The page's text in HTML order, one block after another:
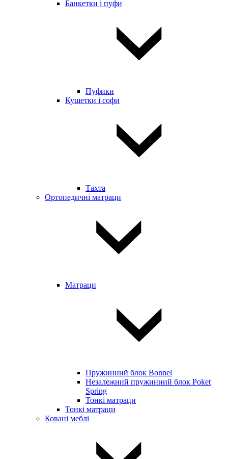
Банкетки і пуфи
Пуфики
Кушетки і софи
Тахта
Ортопедичні матраци
Матраци
Пружинний блок Bonnel
Незалежний пружинний блок Poket
Spring
Тонкі матраци
Тонкі матраци
Ковані меблі